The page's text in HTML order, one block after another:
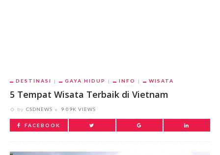
DESTINASI GAYA HIDUP INFO WISATA
5 Tempat Wisata Terbaik di Vietnam
by CSDNEWS 9.09K VIEWS
FACEBOOK